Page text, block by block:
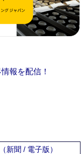
報を配信！
新聞 / 電子版）